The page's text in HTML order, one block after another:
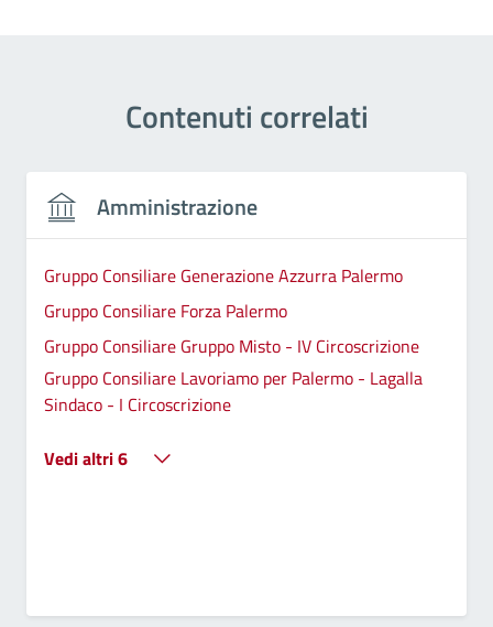
Contenuti correlati
Amministrazione
Gruppo Consiliare Generazione Azzurra Palermo
Gruppo Consiliare Forza Palermo
Gruppo Consiliare Gruppo Misto - IV Circoscrizione
Gruppo Consiliare Lavoriamo per Palermo - Lagalla
Sindaco - I Circoscrizione
Vedi altri 6